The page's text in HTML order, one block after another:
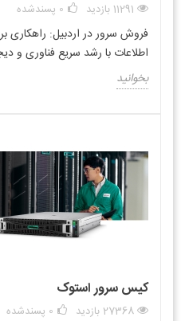
11291 بازدید 0 پسندشده
فروش سرور در اردبیل: راهکاری
اطلاعات با رشد سریع فناوری و
بخوانید
کیس سرور استوک
27368 بازدید 0 پسندشده